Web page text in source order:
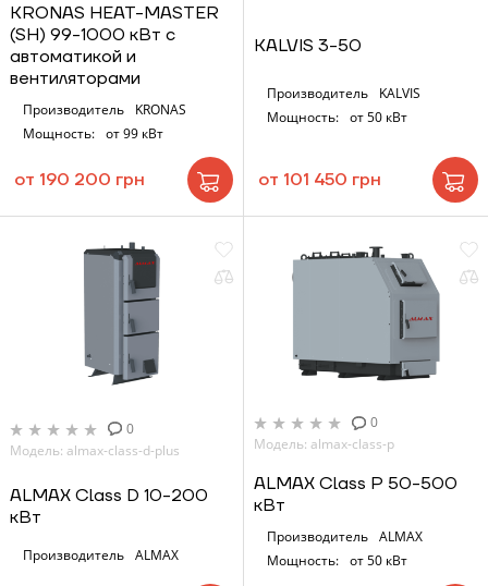
KRONAS HEAT-MASTER
(SH) 99-1000 кВт с
автоматикой и
вентиляторами
Производитель
KRONAS
Мощность: от 99 кВт
от 190 200 грн
KALVIS 3-50
Производитель
KALVIS
Мощность: от 50 кВт
от 101 450 грн
0
Модель: almax-class-d-plus
ALMAX Class D 10-200
кВт
Производитель ALMAX
0
Модель: almax-class-p
ALMAX Class P 50-500
кВт
Производитель ALMAX
Мощность: от 50 кВт
Обратный звонок
ЗАКАЗАТЬ УСЛУГУ МОНТАЖА